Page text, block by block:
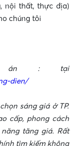
nội thất, thực địa)
chúng tôi
án : tại
dien/
sáng giá ở TP.
cấp, phong cách
tăng giá. Rất
tìm kiếm không